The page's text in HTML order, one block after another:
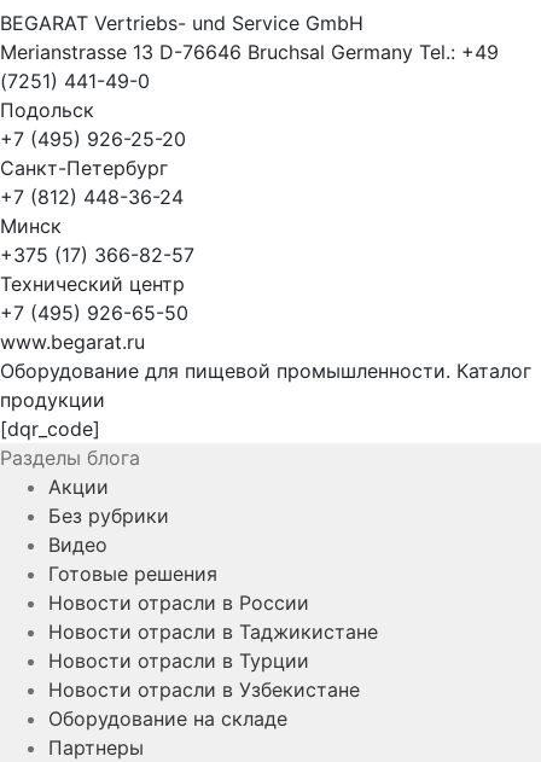
BEGARAT Vertriebs- und Service GmbH
Merianstrasse 13 D-76646 Bruchsal Germany Tel.: +49
(7251) 441-49-0
Подольск
+7 (495) 926-25-20
Санкт-Петербург
+7 (812) 448-36-24
Минск
+375 (17) 366-82-57
Технический центр
+7 (495) 926-65-50
www.begarat.ru
Оборудование для пищевой промышленности. Каталог
продукции
[dqr_code]
Разделы блога
Акции
Без рубрики
Видео
Готовые решения
Новости отрасли в России
Новости отрасли в Таджикистане
Новости отрасли в Турции
Новости отрасли в Узбекистане
Оборудование на складе
Партнеры